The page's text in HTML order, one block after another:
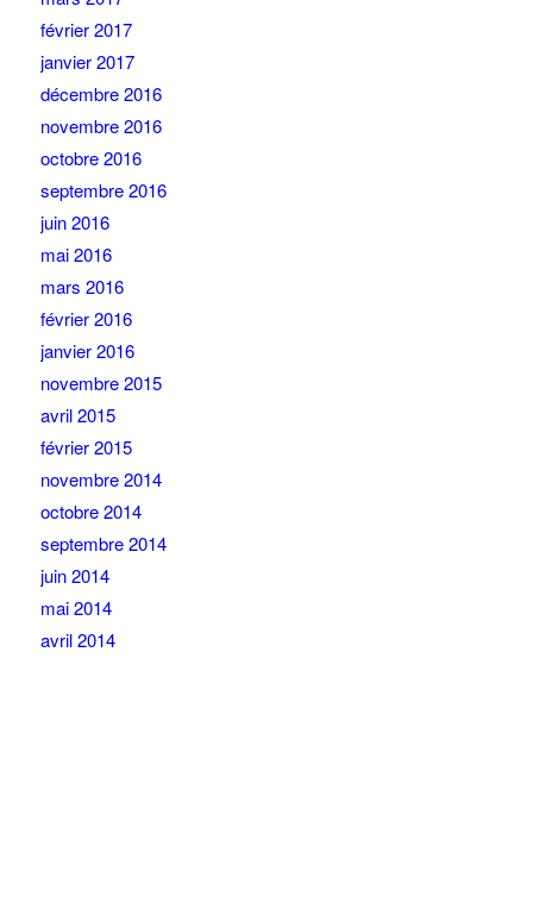
février 2017
janvier 2017
décembre 2016
novembre 2016
octobre 2016
septembre 2016
juin 2016
mai 2016
mars 2016
février 2016
janvier 2016
novembre 2015
avril 2015
février 2015
novembre 2014
octobre 2014
septembre 2014
juin 2014
mai 2014
avril 2014